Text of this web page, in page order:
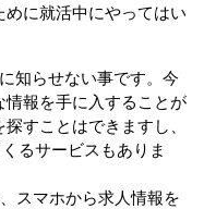
に就活中にやってはい
知らせない事です。今
報を手に入することが
すことはできますし、
るサービスもありま
スマホから求人情報を